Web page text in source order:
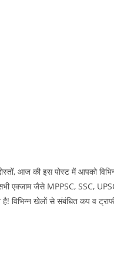
आज की इस पोस्‍ट में आपको
जैसे MPPSC, SSC,
खेलों से संबंधित कप व